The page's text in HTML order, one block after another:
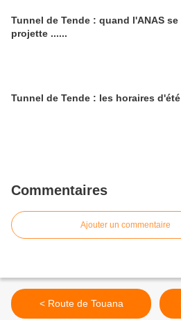
Tunnel de Tende : quand l'ANAS se
projette ......
Tunnel de Tende : les horaires d'été
Commentaires
Ajouter un commentaire
< Route de Touana